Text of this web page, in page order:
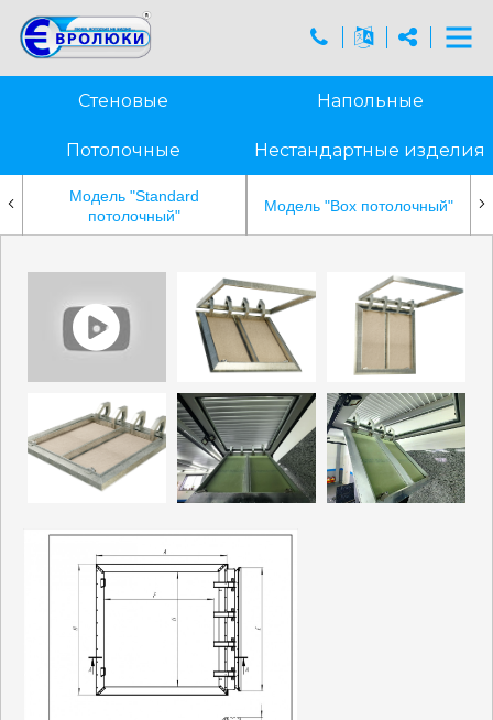
Стеновые Напольные
Потолочные Нестандартные изделия
Модель "Standard
потолочный"
Модель "Box потолочный"